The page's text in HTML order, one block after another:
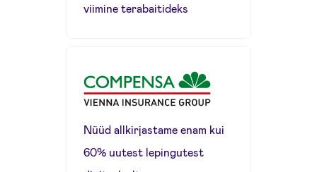
viimine terabaitideks
Nüüd allkirjastame enam kui
60% uutest lepingutest